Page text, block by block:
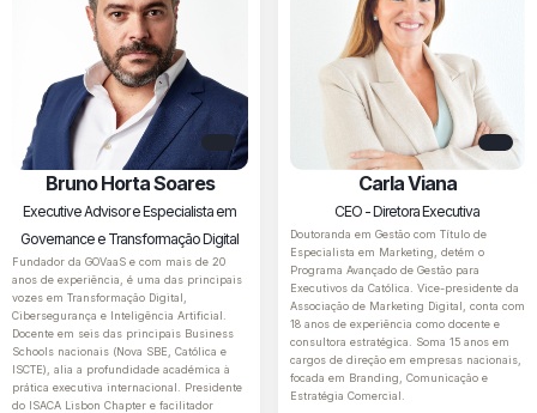
Bruno Horta Soares
Executive Advisor e Especialista em
Governance e Transformação Digital
Fundador da GOVaaS e com mais de 20
anos de experiência, é uma das principais
vozes em Transformação Digital,
Cibersegurança e Inteligência Artificial.
Docente em seis das principais Business
Schools nacionais (Nova SBE, Católica e
ISCTE), alia a profundidade académica à
prática executiva internacional. Presidente
do ISACA Lisbon Chapter e facilitador
Carla Viana
CEO - Diretora Executiva
Doutoranda em Gestão com Título de
Especialista em Marketing, detém o
Programa Avançado de Gestão para
Executivos da Católica. Vice-presidente da
Associação de Marketing Digital, conta com
18 anos de experiência como docente e
consultora estratégica. Soma 15 anos em
cargos de direção em empresas nacionais,
focada em Branding, Comunicação e
Estratégia Comercial.